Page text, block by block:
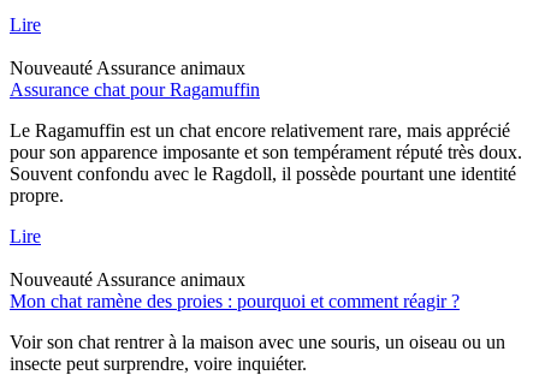
Lire
Nouveauté Assurance animaux
Assurance chat pour Ragamuffin
Le Ragamuffin est un chat encore relativement rare, mais apprécié
pour son apparence imposante et son tempérament réputé très doux.
Souvent confondu avec le Ragdoll, il possède pourtant une identité
propre.
Lire
Nouveauté Assurance animaux
Mon chat ramène des proies : pourquoi et comment réagir ?
Voir son chat rentrer à la maison avec une souris, un oiseau ou un
insecte peut surprendre, voire inquiéter.